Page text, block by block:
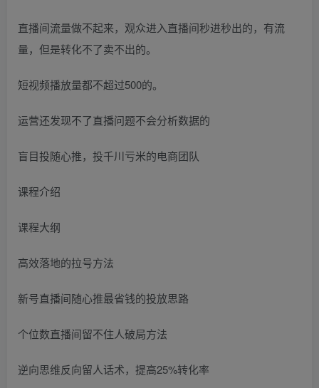
直播间流量做不起来，观众进入直播间秒进秒出的，有流
量，但是转化不了卖不出的。
短视频播放量都不超过500的。
运营还发现不了直播问题不会分析数据的
盲目投随心推，投千川亏米的电商团队
课程介绍
课程大纲
高效落地的拉号方法
新号直播间随心推最省钱的投放思路
个位数直播间留不住人破局方法
逆向思维反向留人话术，提高25%转化率